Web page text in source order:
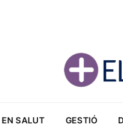
SALUT GESTIÓ